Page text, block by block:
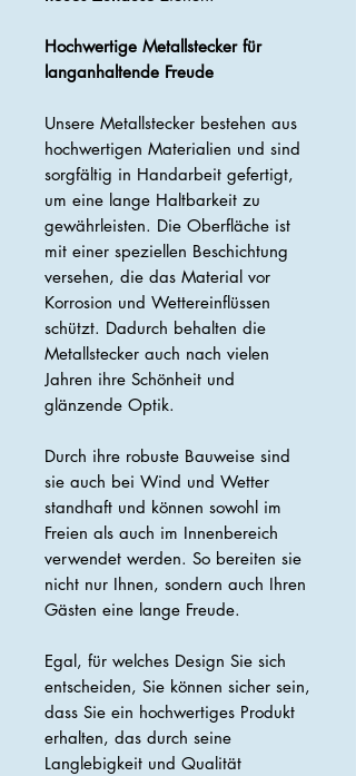
Hochwertige Metallstecker für
langanhaltende Freude
Unsere Metallstecker bestehen aus
hochwertigen Materialien und sind
sorgfältig in Handarbeit gefertigt,
um eine lange Haltbarkeit zu
gewährleisten. Die Oberfläche ist
mit einer speziellen Beschichtung
versehen, die das Material vor
Korrosion und Wettereinflüssen
schützt. Dadurch behalten die
Metallstecker auch nach vielen
Jahren ihre Schönheit und
glänzende Optik.
Durch ihre robuste Bauweise sind
sie auch bei Wind und Wetter
standhaft und können sowohl im
Freien als auch im Innenbereich
verwendet werden. So bereiten sie
nicht nur Ihnen, sondern auch Ihren
Gästen eine lange Freude.
Egal, für welches Design Sie sich
entscheiden, Sie können sicher sein,
dass Sie ein hochwertiges Produkt
erhalten, das durch seine
Langlebigkeit und Qualität